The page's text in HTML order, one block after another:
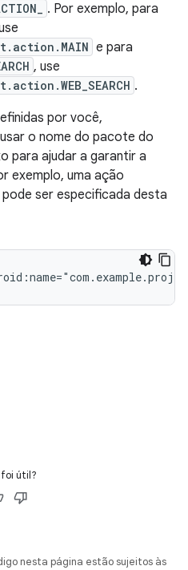
. Por exemplo, para
e para
, use
.
por você,
o nome do pacote do
para ajudar a garantir a
exemplo, uma ação
pode ser especificada desta
foi útil?
nesta página estão sujeitos às